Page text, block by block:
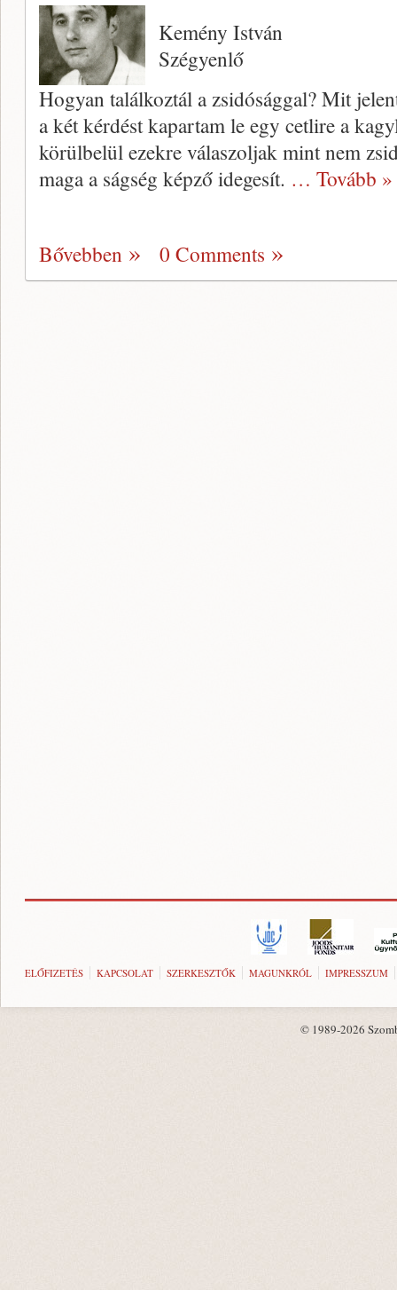
Kemény István
Szégyenlő
Hogyan találkoztál a zsidósággal? Mit
a két kérdést kapartam le egy cetlire a
körülbelül ezekre válaszol­jak mint nem
maga a ságség képző idege­sít. … Tovább »
Bővebben 0 Comments
ELŐFIZETÉS KAPCSOLAT SZERKESZTŐK MAGUNKRÓL IMPRESSZUM
© 1989-2026